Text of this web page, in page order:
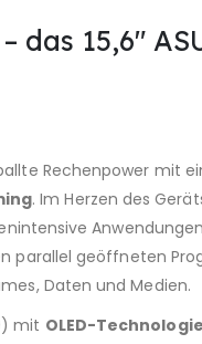
das 15,6″
Rechenpower mit
. Im Herzen des
parallel geöffneten
Daten und Medien.
mit OLED-Technologie